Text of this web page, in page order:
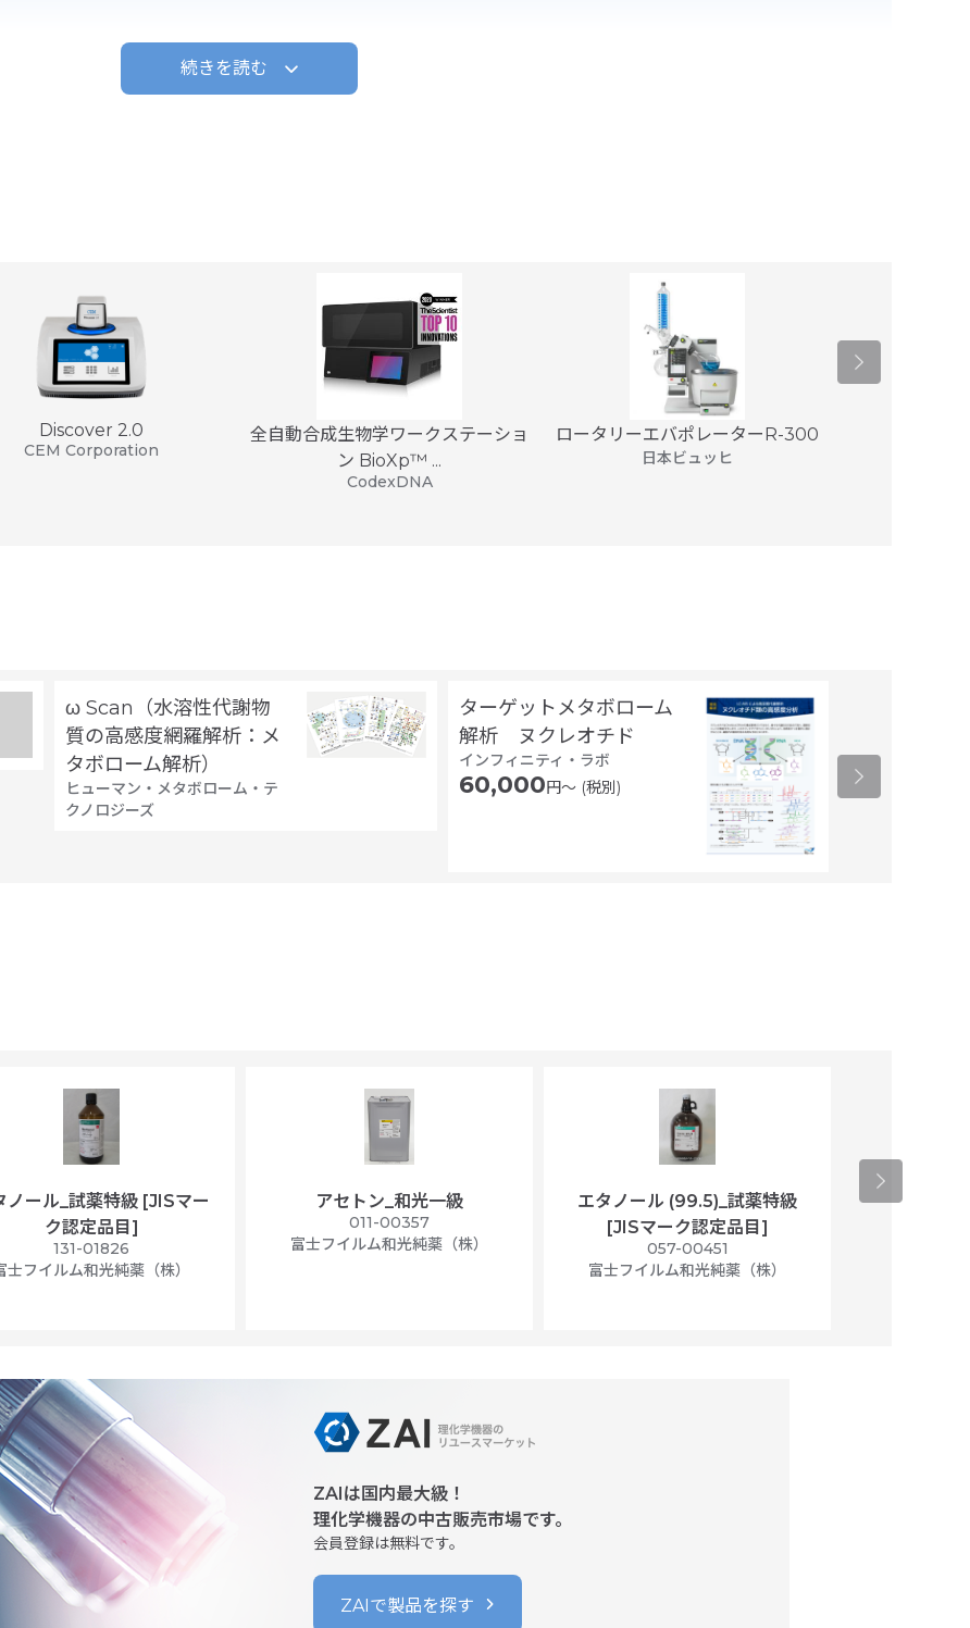
御が楽になりました。
国立大学 2022年09月
続きを読む
Discover 2.0
CEM Corporation
全自動合成生物学ワークステーショ
ン BioXp™ ...
CodexDNA
ロータリーエバポレーターR-300
日本ビュッヒ
ω Scan（水溶性代謝物
質の高感度網羅解析：メ
タボローム解析）
ヒューマン・メタボローム・テ
クノロジーズ
ターゲットメタボローム
解析 ヌクレオチド
インフィニティ・ラボ
60,000円〜 (税別)
酸塩基
インフィニティ
ノール_試薬特級 [JISマー
ク認定品目]
131-01826
士フイルム和光純薬（株）
アセトン_和光一級
011-00357
富士フイルム和光純薬（株）
エタノール (99.5)_試薬特級
[JISマーク認定品目]
057-00451
富士フイルム和光純薬（株）
アセトニト
ZAIは国内最大級！
理化学機器の中古販売市場です。
会員登録は無料です。
ZAIで製品を探す